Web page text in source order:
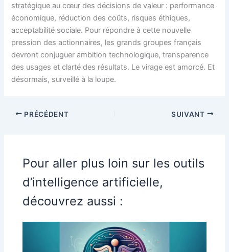
stratégique au cœur des décisions de valeur : performance
économique, réduction des coûts, risques éthiques,
acceptabilité sociale. Pour répondre à cette nouvelle
pression des actionnaires, les grands groupes français
devront conjuguer ambition technologique, transparence
des usages et clarté des résultats. Le virage est amorcé. Et
désormais, surveillé à la loupe.
PRÉCÉDENT SUIVANT
Pour aller plus loin sur les outils
d’intelligence artificielle,
découvrez aussi :